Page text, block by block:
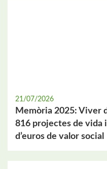
21/07/2026
Memòria 2025: Viver
816 projectes de vida
d’euros de valor social